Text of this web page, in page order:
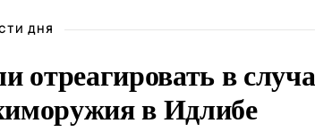
ДНЯ
в
в Идлибе